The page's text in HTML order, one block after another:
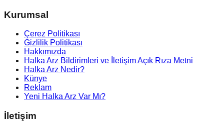
Kurumsal
Çerez Politikası
Gizlilik Politikası
Hakkımızda
Halka Arz Bildirimleri ve İletişim Açık Rıza Metni
Halka Arz Nedir?
Künye
Reklam
Yeni Halka Arz Var Mı?
İletişim